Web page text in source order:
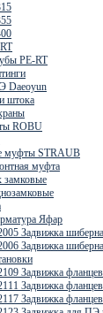
PE-RT
Daeoyun
штока
ROBU
муфты STRAUB
муфта
замковые
Яфар
Задвижка
Задвижка
Задвижка
Задвижка
Задвижка